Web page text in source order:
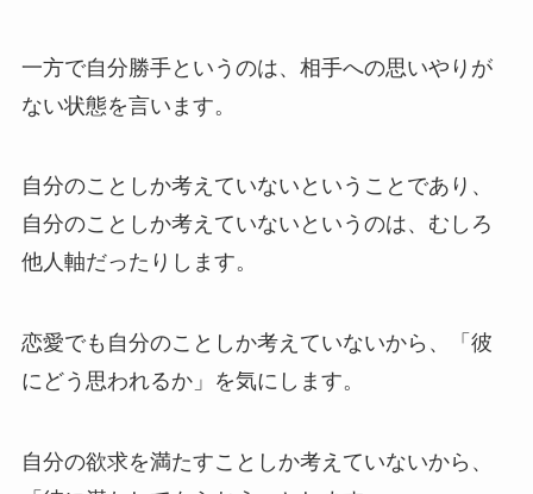
一方で自分勝手というのは、相手への思いやりが
ない状態を言います。
自分のことしか考えていないということであり、
自分のことしか考えていないというのは、むしろ
他人軸だったりします。
恋愛でも自分のことしか考えていないから、「彼
にどう思われるか」を気にします。
自分の欲求を満たすことしか考えていないから、